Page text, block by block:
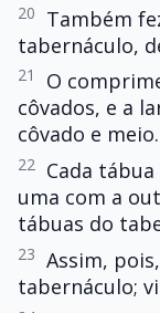
20
Também
tabernáculo,
21
O
côvados, e a
côvado e meio.
22 Cada
uma com a
tábuas do
23 Assim,
tabernáculo;